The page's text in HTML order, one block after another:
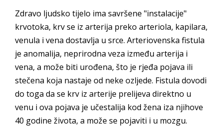
Zdravo ljudsko tijelo ima savršene "instalacije"
krvotoka, krv se iz arterija preko arteriola, kapilara,
venula i vena dostavlja u srce. Arteriovenska fistula
je anomalija, neprirodna veza između arterija i
vena, a može biti urođena, što je rjeđa pojava ili
stečena koja nastaje od neke ozljede. Fistula dovodi
do toga da se krv iz arterije prelijeva direktno u
venu i ova pojava je učestalija kod žena iza njihove
40 godine života, a može se pojaviti i u mozgu.